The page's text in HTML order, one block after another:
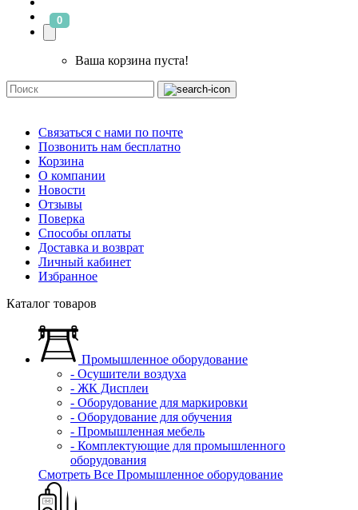
0
Ваша корзина пуста!
Связаться с нами по почте
Позвонить нам бесплатно
Корзина
О компании
Новости
Отзывы
Поверка
Способы оплаты
Доставка и возврат
Личный кабинет
Избранное
Каталог товаров
Промышленное оборудование
- Осушители воздуха
- ЖК Дисплеи
- Оборудование для маркировки
- Оборудование для обучения
- Промышленная мебель
- Комплектующие для промышленного
оборудования
Смотреть Все Промышленное оборудование